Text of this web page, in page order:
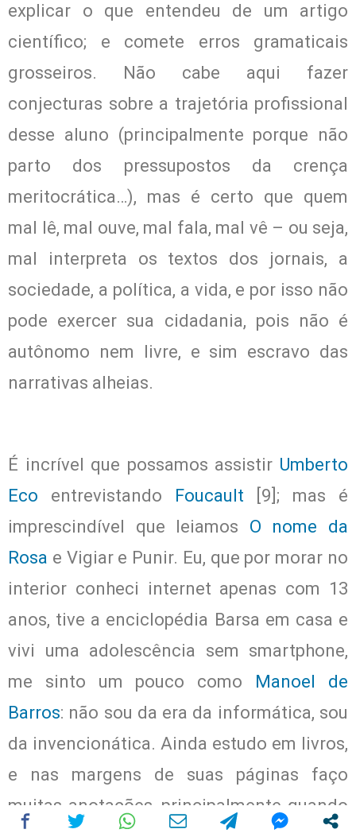
explicar o que entendeu de um artigo
científico; e comete erros gramaticais
grosseiros. Não cabe aqui fazer
conjecturas sobre a trajetória profissional
desse aluno (principalmente porque não
parto dos pressupostos da crença
meritocrática…), mas é certo que quem
mal lê, mal ouve, mal fala, mal vê – ou seja,
mal interpreta os textos dos jornais, a
sociedade, a política, a vida, e por isso não
pode exercer sua cidadania, pois não é
autônomo nem livre, e sim escravo das
narrativas alheias.
É incrível que possamos assistir Umberto
Eco entrevistando Foucault [9]; mas é
imprescindível que leiamos O nome da
Rosa e Vigiar e Punir. Eu, que por morar no
interior conheci internet apenas com 13
anos, tive a enciclopédia Barsa em casa e
vivi uma adolescência sem smartphone,
me sinto um pouco como Manoel de
Barros: não sou da era da informática, sou
da invencionática. Ainda estudo em livros,
e nas margens de suas páginas faço
muitas anotações, principalmente quando